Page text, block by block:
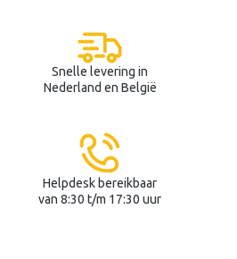
Snelle levering in
Nederland en België
Helpdesk bereikbaar
van 8:30 t/m 17:30 uur